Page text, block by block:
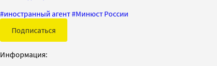
#иностранный агент#Минюст России
Подписаться
Информация: